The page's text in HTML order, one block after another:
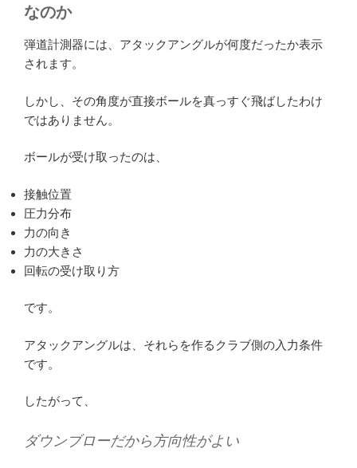
なのか
弾道計測器には、アタックアングルが何度だったか表示
されます。
しかし、その角度が直接ボールを真っすぐ飛ばしたわけ
ではありません。
ボールが受け取ったのは、
接触位置
圧力分布
力の向き
力の大きさ
回転の受け取り方
です。
アタックアングルは、それらを作るクラブ側の入力条件
です。
したがって、
ダウンブローだから方向性がよい